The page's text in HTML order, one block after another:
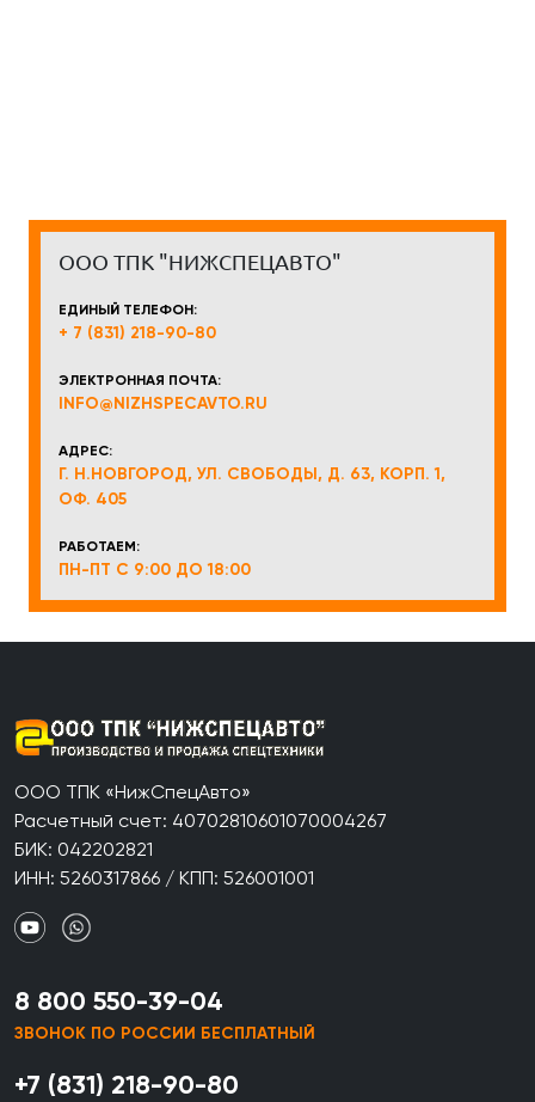
ООО ТПК "НИЖСПЕЦАВТО"
ЕДИНЫЙ ТЕЛЕФОН:
+ 7 (831) 218-90-80
ЭЛЕКТРОННАЯ ПОЧТА:
INFO@NIZHSPECAVTO.RU
АДРЕС:
Г. Н.НОВГОРОД, УЛ. СВОБОДЫ, Д. 63, КОРП. 1,
ОФ. 405
РАБОТАЕМ:
ПН-ПТ С 9:00 ДО 18:00
ООО ТПК «НижСпецАвто»
Расчетный счет: 40702810601070004267
БИК: 042202821
ИНН: 5260317866 / КПП: 526001001
8 800 550-39-04
ЗВОНОК ПО РОССИИ БЕСПЛАТНЫЙ
+7 (831) 218-90-80